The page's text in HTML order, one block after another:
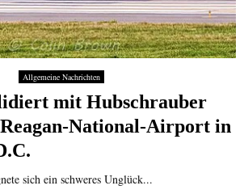
Allgemeine Nachrichten
mit Hubschrauber
National-Airport in
sich ein schweres Unglück...